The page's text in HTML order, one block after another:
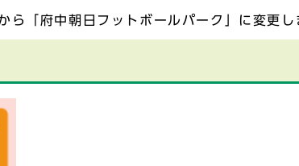
「府中朝日フットボールパーク」に変更し